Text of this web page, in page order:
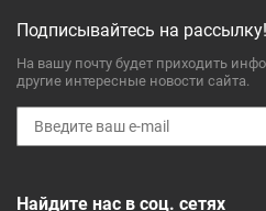
Подписывайтесь на рассылку!
На вашу почту будет приходить
другие интересные новости сайта.
Найдите нас в соц. сетях